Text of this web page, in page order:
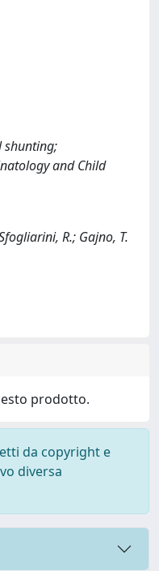
shunting;
and Child
R.; Gajno, T.
prodotto.
da copyright e
diversa